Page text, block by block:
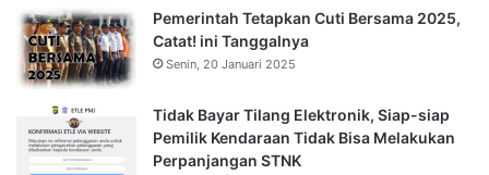
Pemerintah Tetapkan Cuti Bersama 2025,
Catat! ini Tanggalnya
Senin, 20 Januari 2025
Tidak Bayar Tilang Elektronik, Siap-siap
Pemilik Kendaraan Tidak Bisa Melakukan
Perpanjangan STNK